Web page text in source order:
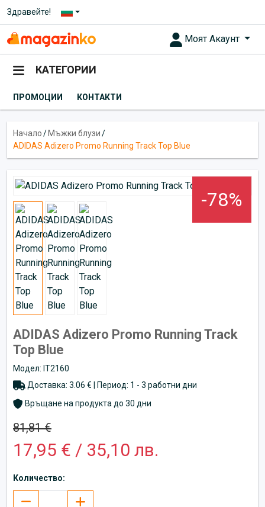
Здравейте!
Моят Акаунт
КАТЕГОРИИ
ПРОМОЦИИ КОНТАКТИ
Начало/ Мъжки блузи/
ADIDAS Adizero Promo Running Track Top Blue
-78%
ADIDAS Adizero Promo Running Track
Top Blue
Модел: IT2160
Доставка: 3.06 € | Период: 1 - 3 работни дни
Връщане на продукта до 30 дни
81,81 €
17,95 € / 35,10 лв.
Количество: